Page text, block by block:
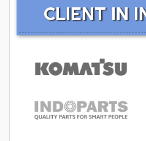
CLIENT IN